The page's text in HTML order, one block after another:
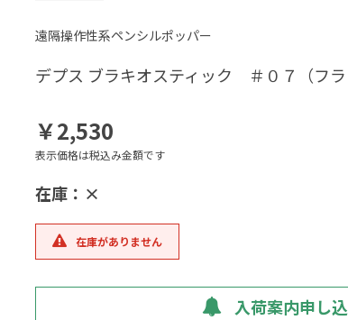
遠隔操作性系ペンシルポッパー
デプス ブラキオスティック ＃０７（フラ
￥2,530
表示価格は税込み金額です
在庫：×
在庫がありません
入荷案内申し